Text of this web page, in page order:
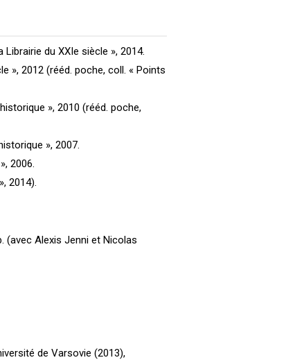
Librairie du XXIe siècle », 2014.
», 2012 (rééd. poche, coll. « Points
», 2010 (rééd. poche,
», 2007.
2006.
2014).
(avec Alexis Jenni et Nicolas
de Varsovie (2013),